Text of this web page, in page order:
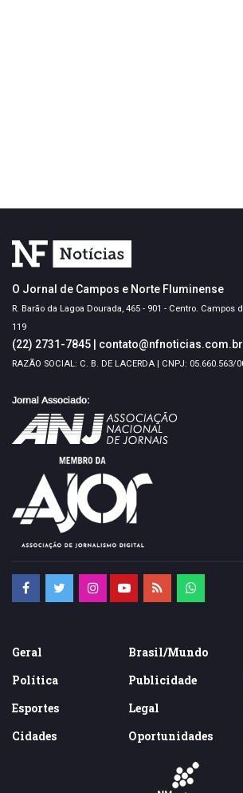
O Jornal de Campos e Norte Fluminense
R. Barão da Lagoa Dourada, 465 - 901 - Centro. Campos
119
(22) 2731-7845 contato@nfnoticias.com.br
RAZÃO SOCIAL: C. B. DE LACERDA | CNPJ: 05.660.563/
Geral
Política
Esportes
Cidades
Brasil/Mundo
Publicidade
Legal
Oportunidades